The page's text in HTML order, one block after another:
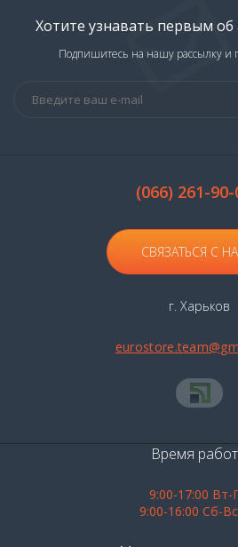
Шотландский односолодовый
Однозерновой виски
Виски
Виски Tullamore Dew
Виски 10 лет выдержки
Виски 16 летней выдержки
Виски 25 лет выдержки
Виски
Хотите узнавать первым об
Подпишитесь на нашу рассылку и
(066) 261-90-
СВЯЗАТЬСЯ С
г. Харьков
Время
9:00-17:00 Вт-
9:00-16:00 Сб-